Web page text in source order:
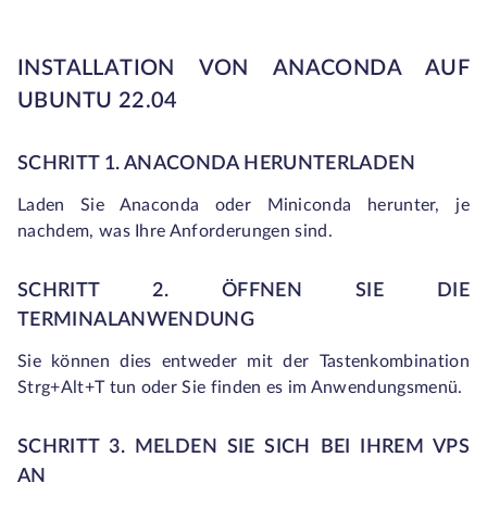
INSTALLATION VON ANACONDA AUF
UBUNTU 22.04
SCHRITT 1. ANACONDA HERUNTERLADEN
Laden Sie Anaconda oder Miniconda herunter, je
nachdem, was Ihre Anforderungen sind.
SCHRITT 2. ÖFFNEN SIE DIE
TERMINALANWENDUNG
Sie können dies entweder mit der Tastenkombination
Strg+Alt+T tun oder Sie finden es im Anwendungsmenü.
SCHRITT 3. MELDEN SIE SICH BEI IHREM VPS
AN